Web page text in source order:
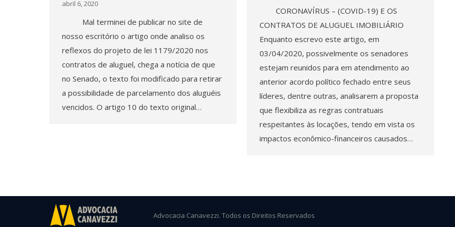
abril 6, 2020
Mal terminei de publicar no site de
nosso escritório o artigo onde analiso os
reflexos do projeto de lei 1179/2020 nos
contratos de aluguel, chega a notícia de que
no Senado, o texto foi modificado para retirar
a possibilidade de parcelamento dos aluguéis
vencidos. O artigo 10 do texto original…
CORONAVÍRUS – (COVID-19) E OS
CONTRATOS DE ALUGUEL IMOBILIÁRIO
Enquanto escrevo este artigo, em
03/04/2020, possivelmente os senadores
estejam reunidos para em atendimento ao
anterior acordo político fechado entre seus
líderes, dentre outras, analisarem a proposta
que flexibiliza as regras contratuais
respeitantes às locações, tendo em vista os
impactos econômico-financeiros causados…
Advocacia Canavezzi. Todos os Direitos Reservados